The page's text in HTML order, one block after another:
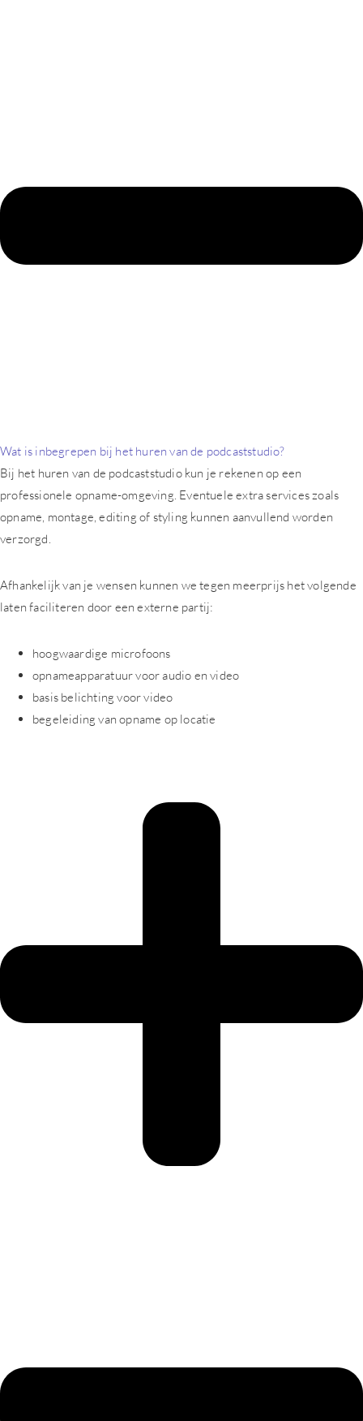
Wat is inbegrepen bij het huren van de podcaststudio?
Bij het huren van de podcaststudio kun je rekenen op een
professionele opname-omgeving. Eventuele extra services zoals
opname, montage, editing of styling kunnen aanvullend worden
verzorgd.
Afhankelijk van je wensen kunnen we tegen meerprijs het volgende
laten faciliteren door een externe partij:
hoogwaardige microfoons
opnameapparatuur voor audio en video
basis belichting voor video
begeleiding van opname op locatie